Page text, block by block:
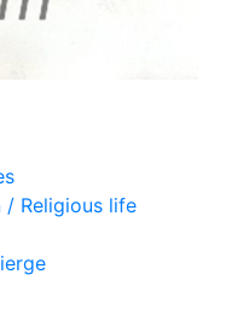
/ Religious life